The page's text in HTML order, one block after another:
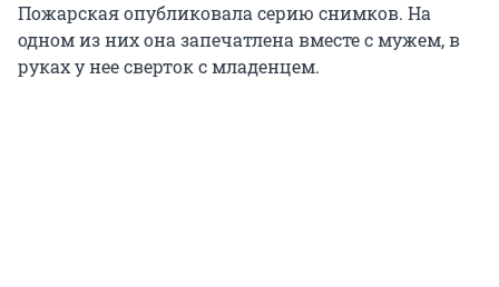
Пожарская опубликовала серию снимков. На
одном из них она запечатлена вместе с мужем, в
руках у нее сверток с младенцем.